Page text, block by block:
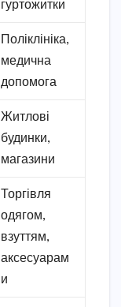
гуртожитки
Поліклініка,
медична
допомога
Житлові
будинки,
магазини
Торгівля
одягом,
взуттям,
аксесуарам
и